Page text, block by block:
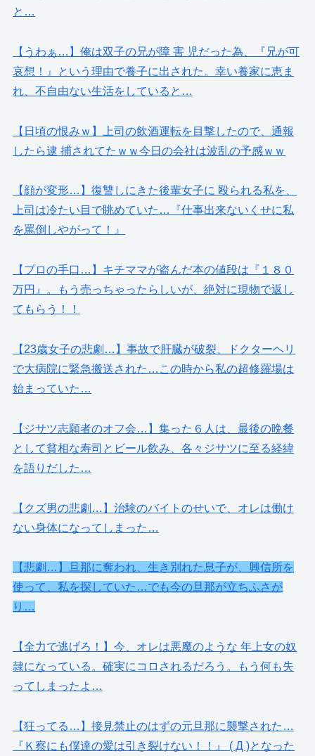
と…
【うわぁ…】俺は双子の兄が障 害 児だった為、『兄が可
哀想！』という理由で養子に出された。幸い養家に恵ま
れ、不自由ない生活をしていると…
【日頃の恨みｗ】上司の飲酒運転を目撃したので、通報
したら逮 捕されてたｗｗ今日の会社は波乱の予感ｗｗ
【顔が変形…】復讐しにきた後輩女子に 殴られる私を、
上司は冷たい目で眺めていた…『仕事出来ないくせに私
を罵倒しやがって！』
【プロの手口…】キチママが盗んだ本の値段は『１８０
万円』。もう売っちゃったらしいが、絶対に現物で返し
てもらう！！
【23歳女子の悲劇…】事故で肝臓が破裂、ドクターヘリ
で大病院に緊急搬送された…この時から私の超修羅場は
始まっていた…
【ジサツ志願者のオフ会…】集った６人は、最後の晩餐
として貧相な寿司とビール飲み、各々ジサツに至る経緯
を語りだした…
【クズ男の悲劇…】治験のバイトのせいで、オレは働け
ない身体になってしまった…
【悲劇…】旦那に奪われ、生き別れた息子が、興信所を
使って、私を探していた…でも今の旦那が立ちふさが
り…
【全力で逃げろ！】今、オレは悪魔のような 年上女の奴
隷になっている。確実にコロされるだろう。もう何も失
ってしまったよ…
【狂ってる…】接見禁止のはずの元旦那に襲撃された…
『Ｋ察にも僕達の愛は引き裂けない！！』 ( Д )となった